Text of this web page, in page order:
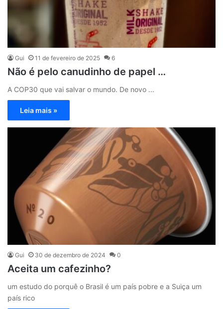
Gui 11 de fevereiro de 2025 6
Não é pelo canudinho de papel …
A COP30 que vai salvar o mundo. De novo ...
Leia mais »
Gui 30 de dezembro de 2024 0
Aceita um cafezinho?
um estudo do porquê o Brasil é um país pobre e a Suiça um
país rico